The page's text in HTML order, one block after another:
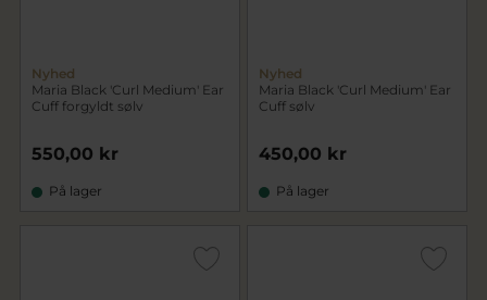
Nyhed
Maria Black 'Curl Medium' Ear
Cuff forgyldt sølv
550,00 kr
På lager
Nyhed
Maria Black 'Curl Medium' Ear
Cuff sølv
450,00 kr
På lager